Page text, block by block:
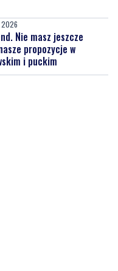
2026
Nie masz jeszcze
propozycje w
i puckim